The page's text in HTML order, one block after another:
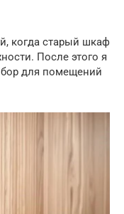
когда старый шкаф
После этого я
для помещений